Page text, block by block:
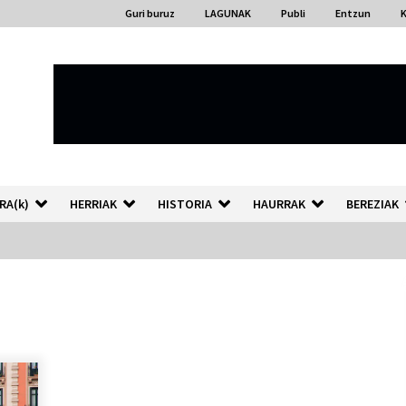
Guri buruz LAGUNAK Publi Entzun
HERRIAK HISTORIA HAURRAK BEREZIAK